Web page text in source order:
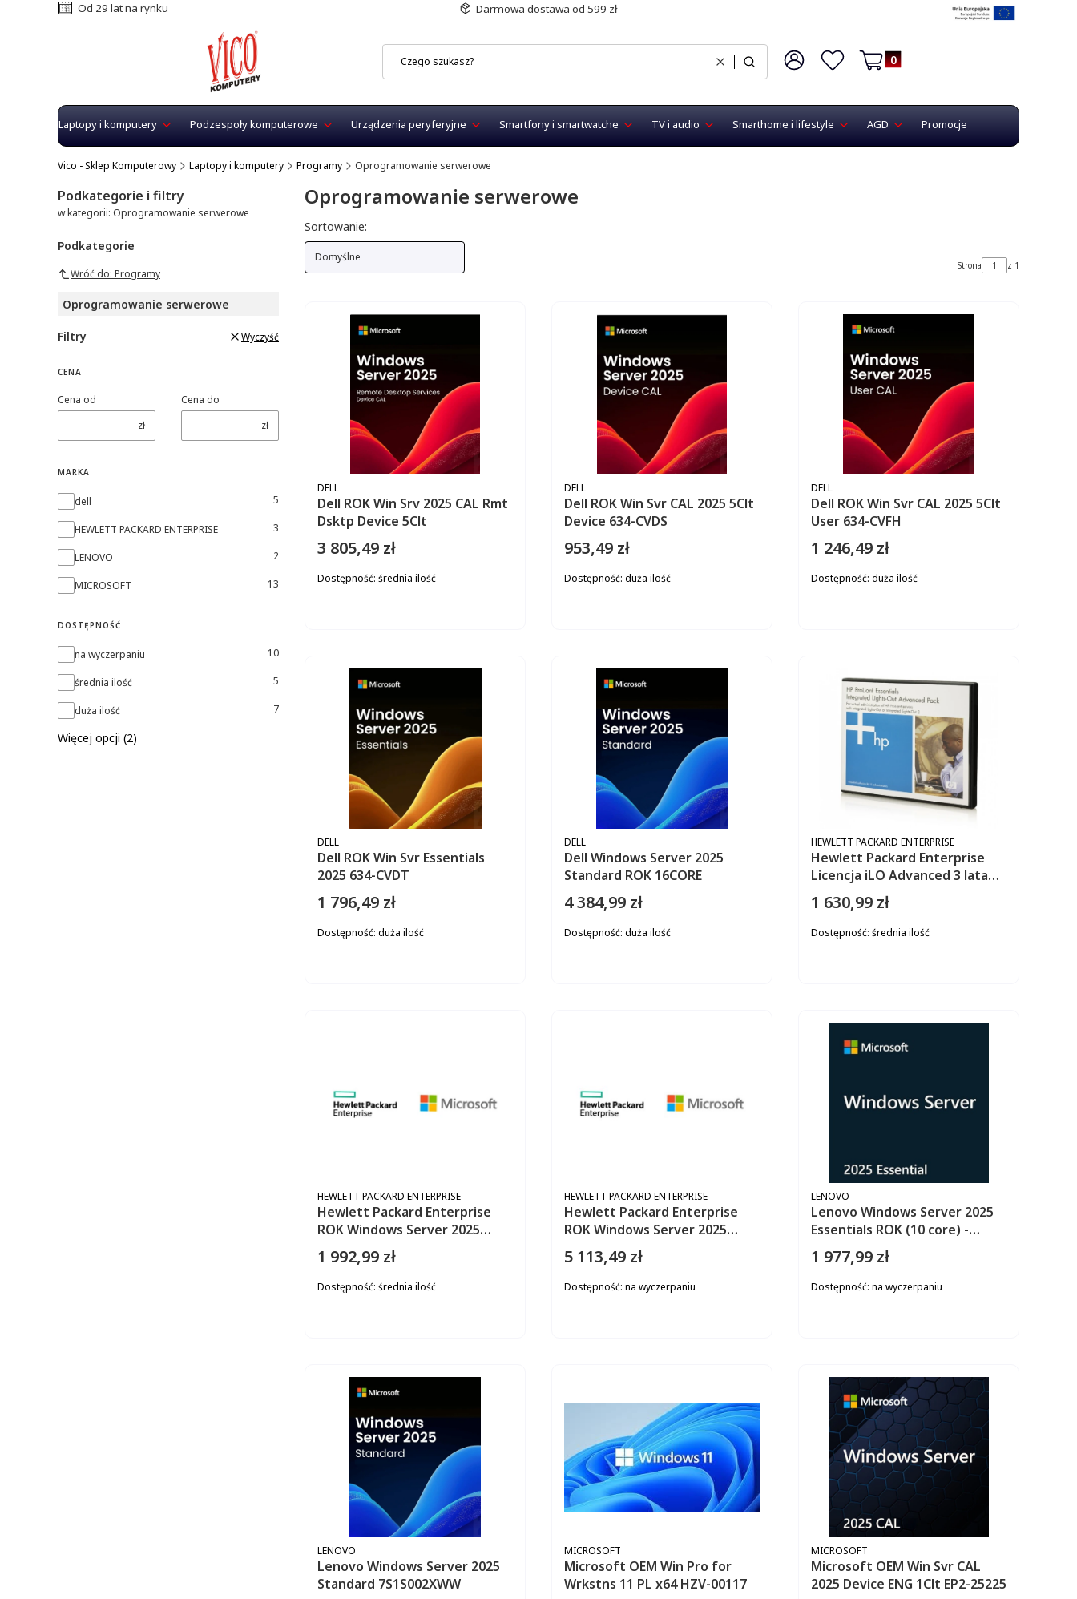
Od 29 lat na rynku Darmowa dostawa od 599 zł
WyczyśćCzego szukasz?Zaloguj sięUlubione
Produkty w koszyku: 0. Zobacz
Koszyk
Laptopy i komputery Podzespoły komputerowe Urządzenia peryferyjne Smartfony i smartwatche TV i audio Smarthome i lifestyle AGD Promocje
Vico - Sklep Komputerowy Laptopy i komputery Programy Oprogramowanie serwerowe
Podkategorie i filtry
w kategorii: Oprogramowanie serwerowe
Podkategorie
Wróć do: Programy
Oprogramowanie serwerowe
Filtry Wyczyść
CENA
Cena od
zł
Cena do
zł
MARKA
Marka
dell 5
HEWLETT PACKARD ENTERPRISE 3
LENOVO 2
MICROSOFT 13
DOSTĘPNOŚĆ
Dostępność
na wyczerpaniu 10
średnia ilość 5
duża ilość 7
Więcej opcji (2)
Oprogramowanie serwerowe
Lista produktów
Sortowanie:
Domyślne
Strona z 1
Dell ROK Win Srv 2025 CAL Rmt
Dsktp Device 5Clt
PRODUCENT
DELL
Cena
3 805,49 zł
Dostępność: średnia ilość
Dell ROK Win Svr CAL 2025 5Clt
Device 634-CVDS
PRODUCENT
DELL
Cena
953,49 zł
Dostępność: duża ilość
Dell ROK Win Svr CAL 2025 5Clt
User 634-CVFH
PRODUCENT
DELL
Cena
1 246,49 zł
Dostępność: duża ilość
Dell ROK Win Svr Essentials
2025 634-CVDT
PRODUCENT
DELL
Cena
1 796,49 zł
Dostępność: duża ilość
Dell Windows Server 2025
Standard ROK 16CORE
PRODUCENT
DELL
Cena
4 384,99 zł
Dostępność: duża ilość
Hewlett Packard Enterprise
Licencja iLO Advanced 3 lata
wsparcia TSU na 1 serwer
BD505A
PRODUCENT
HEWLETT PACKARD ENTERPRISE
Cena
1 630,99 zł
Dostępność: średnia ilość
Hewlett Packard Enterprise
ROK Windows Server 2025
Essentials P77103-A21
PRODUCENT
HEWLETT PACKARD ENTERPRISE
Cena
1 992,99 zł
Dostępność: średnia ilość
Hewlett Packard Enterprise
ROK Windows Server 2025
Standard 16-rdzeni P77100-A21
PRODUCENT
HEWLETT PACKARD ENTERPRISE
Cena
5 113,49 zł
Dostępność: na wyczerpaniu
Lenovo Windows Server 2025
Essentials ROK (10 core) -
MultiLang 7S1S000XWW
PRODUCENT
LENOVO
Cena
1 977,99 zł
Dostępność: na wyczerpaniu
Lenovo Windows Server 2025
Standard 7S1S002XWW
PRODUCENT
LENOVO
Microsoft OEM Win Pro for
Wrkstns 11 PL x64 HZV-00117
PRODUCENT
MICROSOFT
Microsoft OEM Win Svr CAL
2025 Device ENG 1Clt EP2-25225
PRODUCENT
MICROSOFT